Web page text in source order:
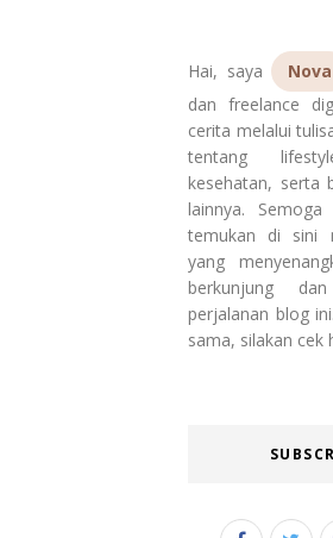
Hai, saya Nova
dan freelance
cerita melalui
tentang
kesehatan, serta
lainnya.
temukan di sini
yang
berkunjung
perjalanan blog
sama, silakan cek